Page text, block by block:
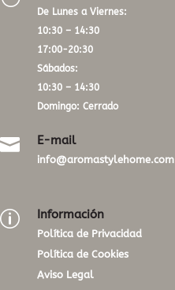
De Lunes a Viernes:
10:30 – 14:30
17:00-20:30
Sábados:
10:30 – 14:30
Domingo: Cerrado
 E-mail
info@aromastylehome.com
p Información
Política de Privacidad
Política de Cookies
Aviso Legal